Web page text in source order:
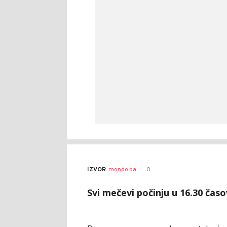
IZVOR mondo.ba 0
Svi mečevi počinju u 16.30